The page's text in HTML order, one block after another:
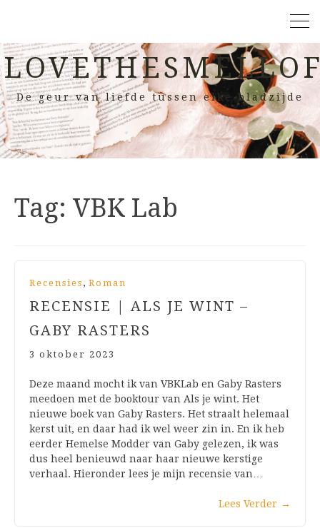
De geur van liefde tussen elke bladzijde
Tag: VBK Lab
Recensies , Roman
RECENSIE | ALS JE WINT –
GABY RASTERS
3 oktober 2023
Deze maand mocht ik van VBKLab en Gaby Rasters
meedoen met de booktour van Als je wint. Het
nieuwe boek van Gaby Rasters. Het straalt helemaal
kerst uit, en daar had ik wel weer zin in. En ik heb
eerder Hemelse Modder van Gaby gelezen, ik was
dus heel benieuwd naar haar nieuwe kerstige
verhaal. Hieronder lees je mijn recensie van…
Lees Verder →